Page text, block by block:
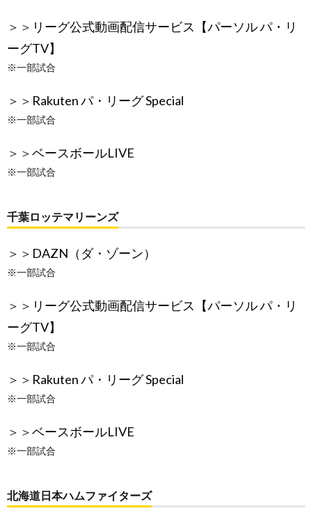
＞＞ リーグ公式動画配信サービス【パーソル パ・リ
ーグTV】
※一部試合
＞＞ Rakuten パ・リーグ Special
※一部試合
＞＞ベースボールLIVE
※一部試合
千葉ロッテマリーンズ
＞＞ DAZN（ダ・ゾーン）
※一部試合
＞＞ リーグ公式動画配信サービス【パーソル パ・リ
ーグTV】
※一部試合
＞＞ Rakuten パ・リーグ Special
※一部試合
＞＞ベースボールLIVE
※一部試合
北海道日本ハムファイターズ